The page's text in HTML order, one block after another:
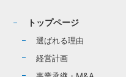
トップページ
選ばれる理由
経営計画